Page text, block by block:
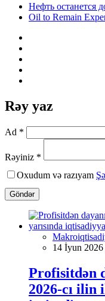
Нефть останется
Oil to Remain
Rəy yaz
Ad *
Rəyiniz *
Oxudum və razıyam
Göndər
14 İyun
Profisitdən
2026-cı ilin